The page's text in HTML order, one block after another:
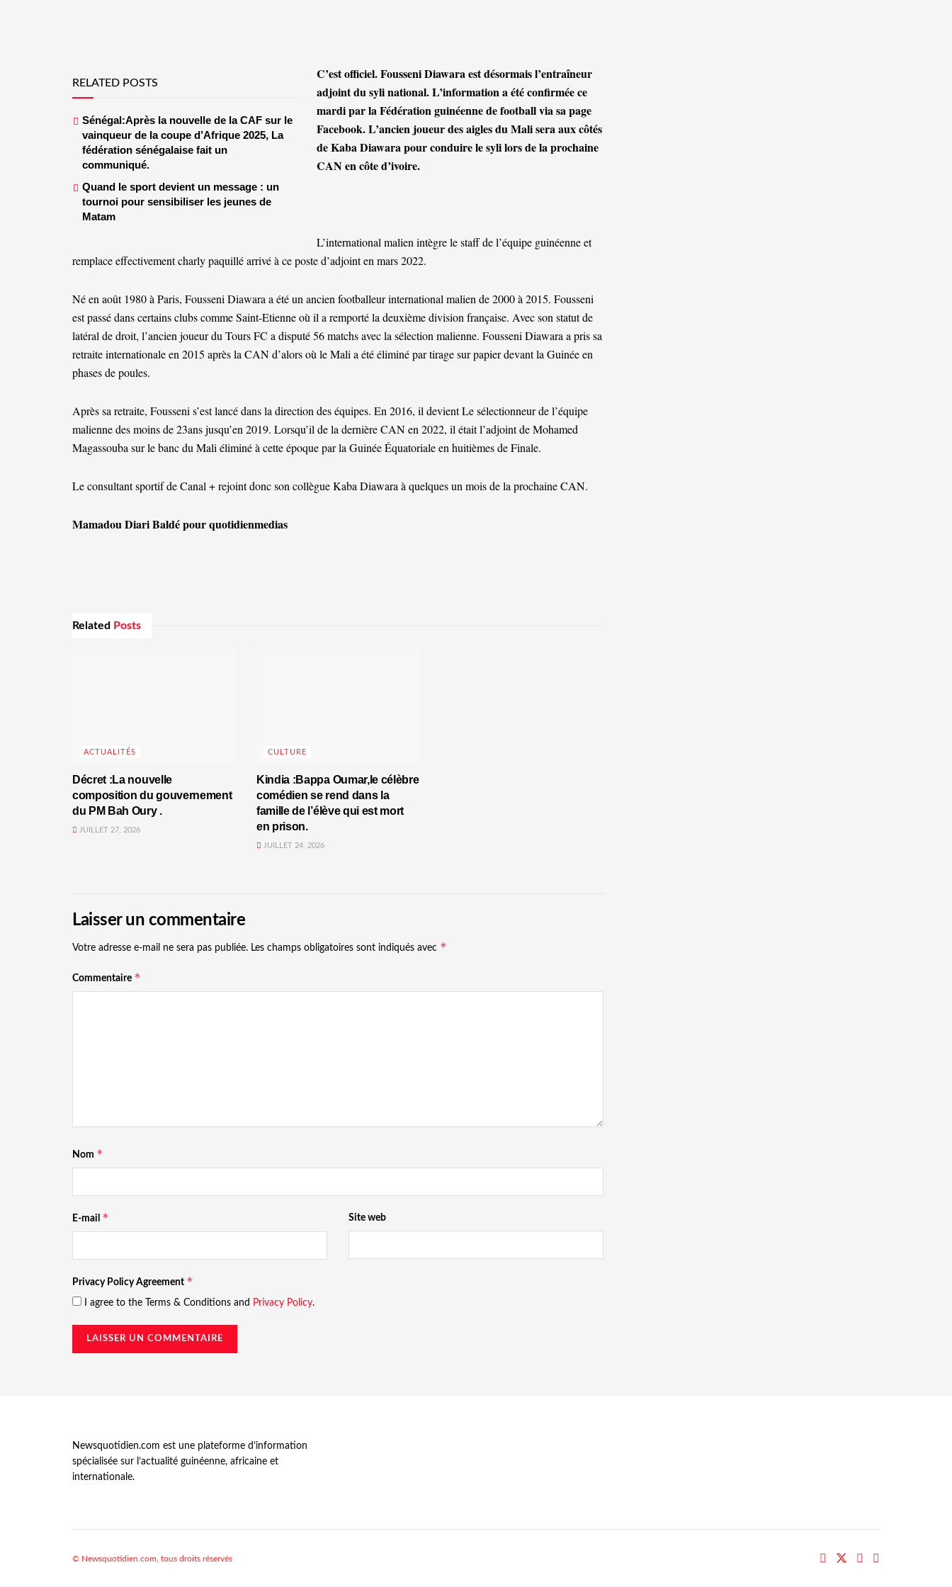
RELATED POSTS
Sénégal:Après la nouvelle de la CAF sur le
vainqueur de la coupe d’Afrique 2025, La
fédération sénégalaise fait un
communiqué.
Quand le sport devient un message : un
tournoi pour sensibiliser les jeunes de
Matam
C’est officiel. Fousseni Diawara est désormais l’entraîneur
adjoint du syli national. L’information a été confirmée ce
mardi par la Fédération guinéenne de football via sa page
Facebook. L’ancien joueur des aigles du Mali sera aux côtés
de Kaba Diawara pour conduire le syli lors de la prochaine
CAN en côte d’ivoire.
L’international malien intègre le staff de l’équipe guinéenne et
remplace effectivement charly paquillé arrivé à ce poste d’adjoint en mars 2022.
Né en août 1980 à Paris, Fousseni Diawara a été un ancien footballeur international malien de 2000 à 2015. Fousseni
est passé dans certains clubs comme Saint-Etienne où il a remporté la deuxième division française. Avec son statut de
latéral de droit, l’ancien joueur du Tours FC a disputé 56 matchs avec la sélection malienne. Fousseni Diawara a pris sa
retraite internationale en 2015 après la CAN d’alors où le Mali a été éliminé par tirage sur papier devant la Guinée en
phases de poules.
Après sa retraite, Fousseni s’est lancé dans la direction des équipes. En 2016, il devient Le sélectionneur de l’équipe
malienne des moins de 23ans jusqu’en 2019. Lorsqu’il de la dernière CAN en 2022, il était l’adjoint de Mohamed
Magassouba sur le banc du Mali éliminé à cette époque par la Guinée Équatoriale en huitièmes de Finale.
Le consultant sportif de Canal + rejoint donc son collègue Kaba Diawara à quelques un mois de la prochaine CAN.
Mamadou Diari Baldé pour quotidienmedias
Related Posts
ACTUALITÉS
Décret :La nouvelle
composition du gouvernement
du PM Bah Oury .
JUILLET 27, 2026
CULTURE
Kindia :Bappa Oumar,le célèbre
comédien se rend dans la
famille de l’élève qui est mort
en prison.
JUILLET 24, 2026
Laisser un commentaire
Votre adresse e-mail ne sera pas publiée. Les champs obligatoires sont indiqués avec *
Commentaire *
Nom *
E-mail * Site web
Privacy Policy Agreement *
I agree to the Terms & Conditions and Privacy Policy.
Newsquotidien.com est une plateforme d’information
spécialisée sur l’actualité guinéenne, africaine et
internationale.
© Newsquotidien.com, tous droits réservés